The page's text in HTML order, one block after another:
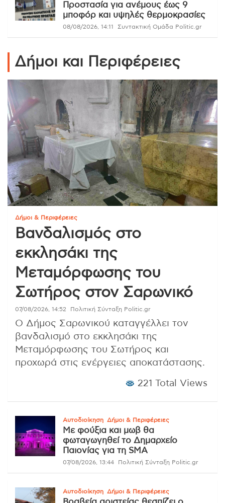
Προστασία για ανέμους έως 9
μποφόρ και υψηλές θερμοκρασίες
08/08/2026, 14:11 Συντακτική Ομάδα Politic.gr
Δήμοι και Περιφέρειες
Δήμοι & Περιφέρειες
Βανδαλισμός στο
εκκλησάκι της
Μεταμόρφωσης του
Σωτήρος στον Σαρωνικό
07/08/2026, 14:52 Πολιτική Σύνταξη Politic.gr
Ο Δήμος Σαρωνικού καταγγέλλει τον
βανδαλισμό στο εκκλησάκι της
Μεταμόρφωσης του Σωτήρος και
προχωρά στις ενέργειες αποκατάστασης.
221 Total Views
Αυτοδιοίκηση Δήμοι & Περιφέρειες
Με φούξια και μωβ θα
φωταγωγηθεί το Δημαρχείο
Παιονίας για τη SMA
07/08/2026, 13:44 Πολιτική Σύνταξη Politic.gr
Αυτοδιοίκηση Δήμοι & Περιφέρειες